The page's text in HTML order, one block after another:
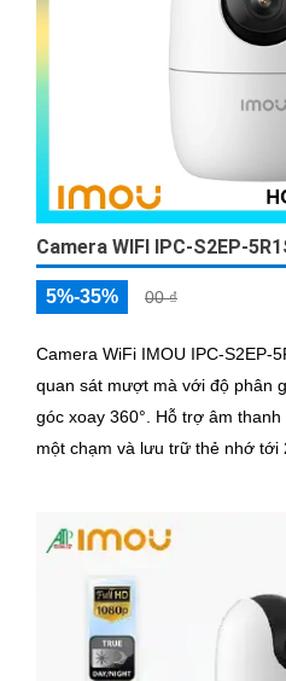
Camera WIFI IPC-S2EP-
5%-35% 00 ₫
Camera WiFi IMOU IPC-S2EP-
quan sát mượt mà với độ phân
góc xoay 360°. Hỗ trợ âm thanh hai chiều gọi video chỉ với
một chạm và lưu trữ thẻ nhớ tới